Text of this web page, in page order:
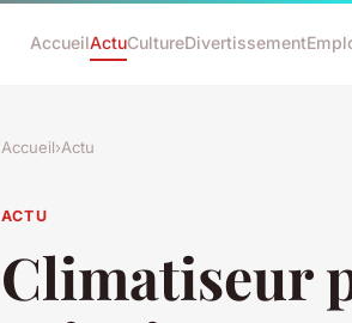
AccueilActuCultureDivertissement
Accueil›Actu
ACTU
Climatiseur